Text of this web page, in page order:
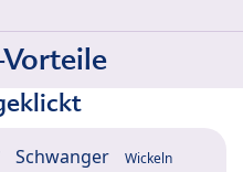
Vorteile
Schwanger Wickeln